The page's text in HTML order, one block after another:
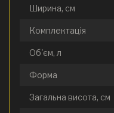
Ширина, см
Комплектація
Об'єм, л
Форма
Загальна висота, см